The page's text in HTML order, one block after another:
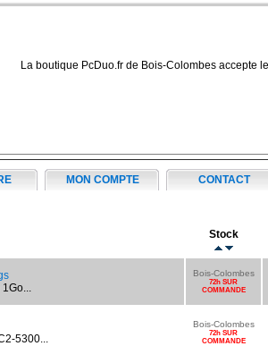
La boutique PcDuo.fr de Bois-Colombes accepte
MON COMPTE CONTACT
Stock
Bois-Colombes
72h SUR
COMMANDE
5300...
Bois-Colombes
72h SUR
COMMANDE